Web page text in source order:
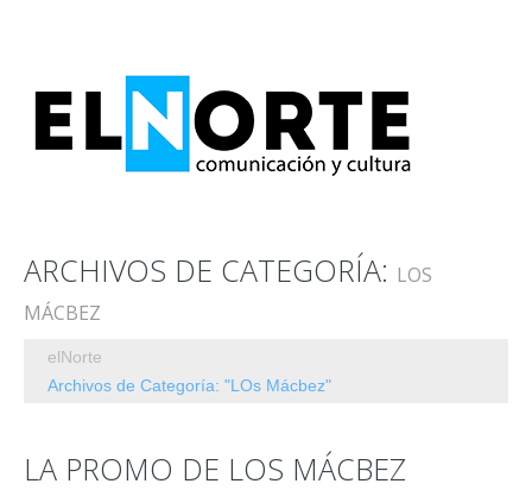
ARCHIVOS DE CATEGORÍA: LOS
MÁCBEZ
elNorte
Archivos de Categoría: "LOs Mácbez"
LA PROMO DE LOS MÁCBEZ